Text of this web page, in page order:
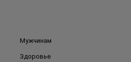
Мужчинам
Здоровье